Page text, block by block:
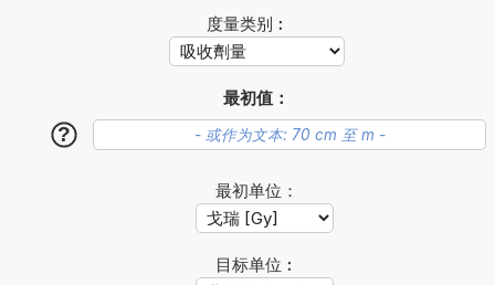
度量类别︰
最初值：
?
最初单位：
目标单位︰